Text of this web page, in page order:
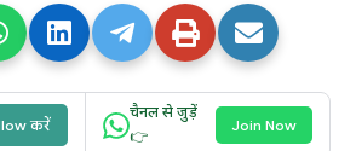
करें
चैनल से जुड़ें
👉
Join Now